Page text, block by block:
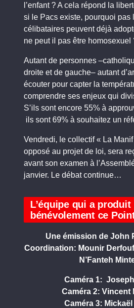
l’enfant ? A cela répond la
si le Pacs existe, pourquoi pas
célibataires peuvent déjà
ne peut il pas être homosexuel
Autant de personnes
droite et de gauche– autant
écouter pour capter la
comprendre ses enjeux qui
S’ils sont encore 55% à
ils sont 69% à souhaitez un
Vendredi, le collectif « La
opposé au projet de loi, sera
avant son examen à
janvier. Le débat continue…
L’équipe qui a produit
bénévolement ce
Une émission de John
Coordination: Mounir
N’Fanteh
Caméra 1:
Caméra 2: Vincent
Caméra 3: